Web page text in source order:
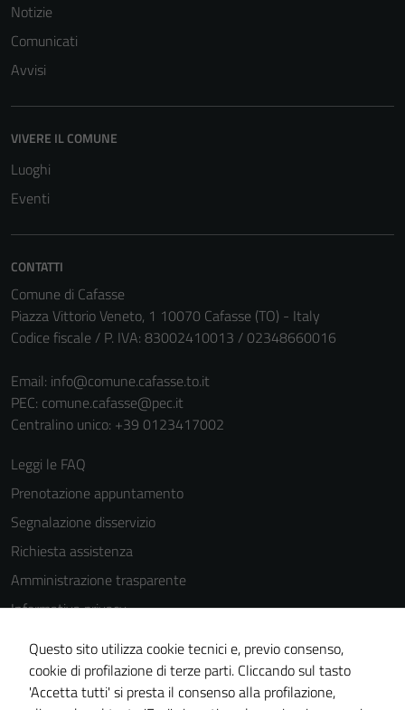
Notizie
Comunicati
Avvisi
VIVERE IL COMUNE
Luoghi
Eventi
CONTATTI
Comune di Cafasse
Piazza Vittorio Veneto, 1 10070 Cafasse (TO) - Italy
Codice fiscale / P. IVA: 83002410013 / 02348660016
Email: info@comune.cafasse.to.it
PEC: comune.cafasse@pec.it
Centralino unico: +39 0123417002
Leggi le FAQ
Prenotazione appuntamento
Segnalazione disservizio
Richiesta assistenza
Amministrazione trasparente
Informativa privacy
Cookie Policy
Note legali
Dichiarazione di accessibilità
Questo sito utilizza cookie tecnici e, previo consenso,
cookie di profilazione di terze parti. Cliccando sul tasto
'Accetta tutti' si presta il consenso alla profilazione,